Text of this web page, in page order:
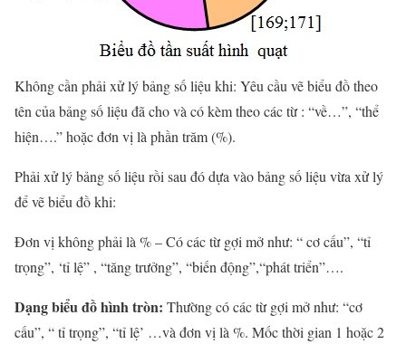
Không cần phải xử lý bảng số liệu khi: Yêu cầu vẽ biểu đồ theo
tên của bảng số liệu đã cho và có kèm theo các từ : “về…”, “thể
hiện….” hoặc đơn vị là phần trăm (%).
Phải xử lý bảng số liệu rồi sau đó dựa vào bảng số liệu vừa xử lý
để vẽ biểu đồ khi:
Đơn vị không phải là % – Có các từ gợi mở như: “ cơ cấu”, “tỉ
trọng”, ‘tỉ lệ” , “tăng trưởng”, “biến động”,“phát triển”….
Dạng biểu đồ hình tròn: Thường có các từ gợi mở như: “cơ
cấu”, “ tỉ trọng”, “tỉ lệ’ …và đơn vị là %. Mốc thời gian 1 hoặc 2